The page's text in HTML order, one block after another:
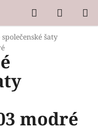
Hledat
KOŠÍK
šaty
modré